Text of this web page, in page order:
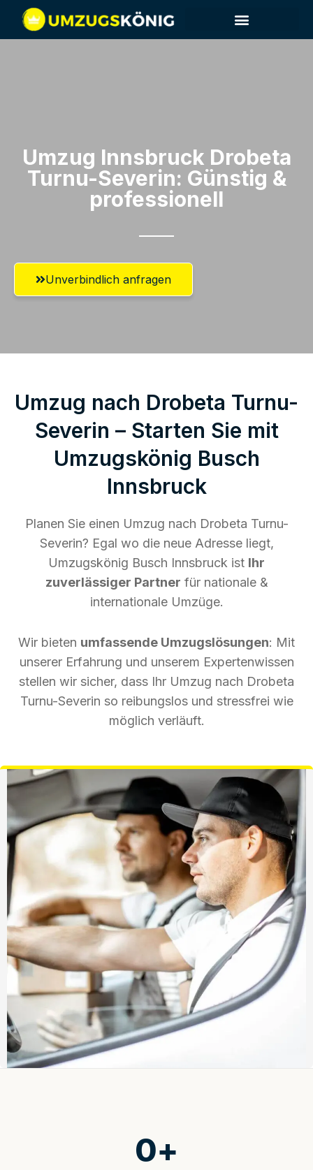
Umzug Innsbruck​ Drobeta
Turnu-Severin: Günstig &
professionell​
Unverbindlich anfragen
Umzug nach Drobeta Turnu-
Severin – Starten Sie mit
Umzugskönig Busch
Innsbruck
Planen Sie einen Umzug nach Drobeta Turnu-
Severin? Egal wo die neue Adresse liegt,
Umzugskönig Busch Innsbruck ist Ihr
zuverlässiger Partner für nationale &
internationale Umzüge.
Wir bieten umfassende Umzugslösungen: Mit
unserer Erfahrung und unserem Expertenwissen
stellen wir sicher, dass Ihr Umzug nach Drobeta
Turnu-Severin so reibungslos und stressfrei wie
möglich verläuft.
0+